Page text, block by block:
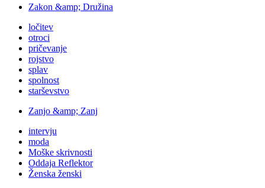
Zakon &amp; Družina
ločitev
otroci
pričevanje
rojstvo
splav
spolnost
starševstvo
Zanjo &amp; Zanj
intervju
moda
Moške skrivnosti
Oddaja Reflektor
Ženska ženski